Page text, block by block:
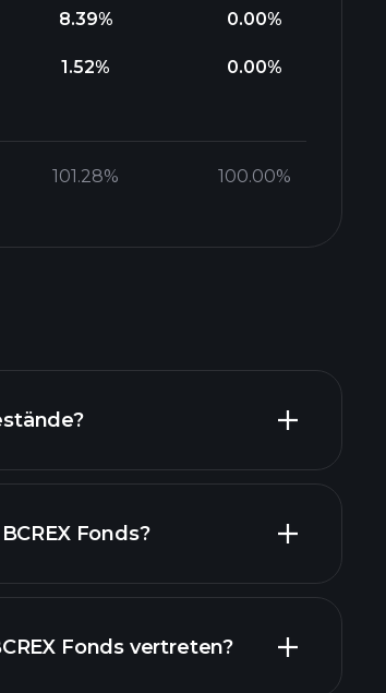
8.39% 0.00%
1.52% 0.00%
101.28% 100.00%
Fonds?
Fonds vertreten?